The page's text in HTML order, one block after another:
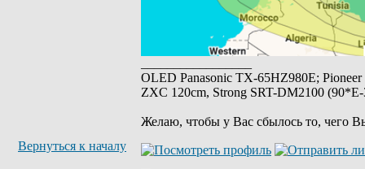
OLED Panasonic TX-65HZ980E;
ZXC 120cm, Strong SRT-DM2100
Желаю, чтобы у Вас сбылось то, чего
Вернуться к началу